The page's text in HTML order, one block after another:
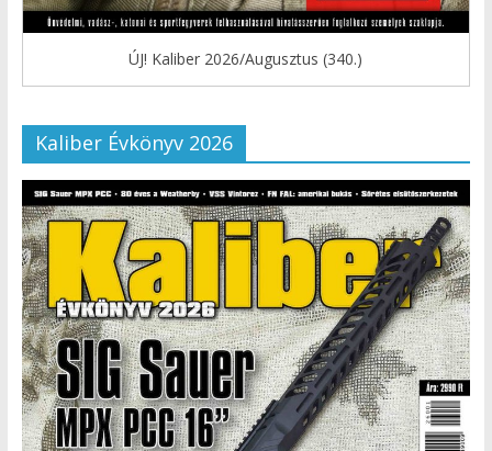
ÚJ! Kaliber 2026/Augusztus (340.)
Kaliber Évkönyv 2026